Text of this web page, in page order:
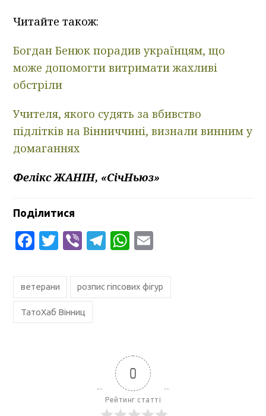
Читайте також:
Богдан Бенюк порадив українцям, що
може допомогти витримати жахливі
обстріли
Учителя, якого судять за вбивство
підлітків на Вінниччині, визнали винним у
домаганнях
Фелікс ЖАНІН, «СічНьюз»
Поділитися
Facebook
Twitter
ViberTelegram
WhatsApp
ветерани розпис гіпсових фігур
ТатоХаб Вінниц
0
Рейтинг статті